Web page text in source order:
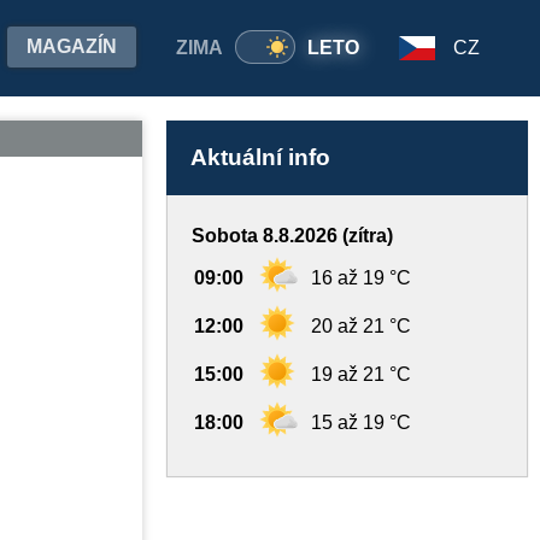
ZIMA LETO
MAGAZÍN CZ
Aktuální info
Sobota 8.8.2026 (zítra)
09:00 16 až 19 °C
12:00 20 až 21 °C
15:00 19 až 21 °C
18:00 15 až 19 °C